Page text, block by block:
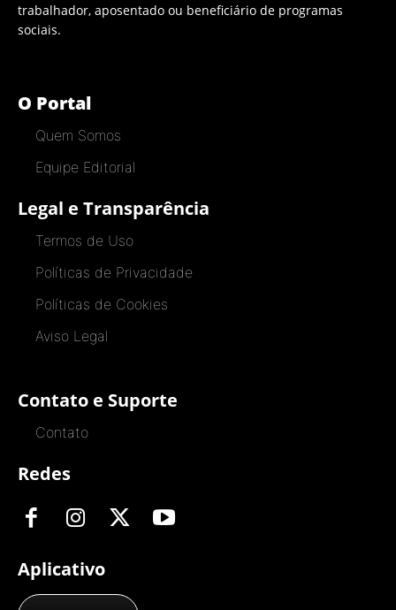
trabalhador, aposentado ou beneficiário de programas
sociais.
O Portal
Quem Somos
Equipe Editorial
Legal e Transparência
Termos de Uso
Políticas de Privacidade
Políticas de Cookies
Aviso Legal
Contato e Suporte
Contato
Redes
Aplicativo